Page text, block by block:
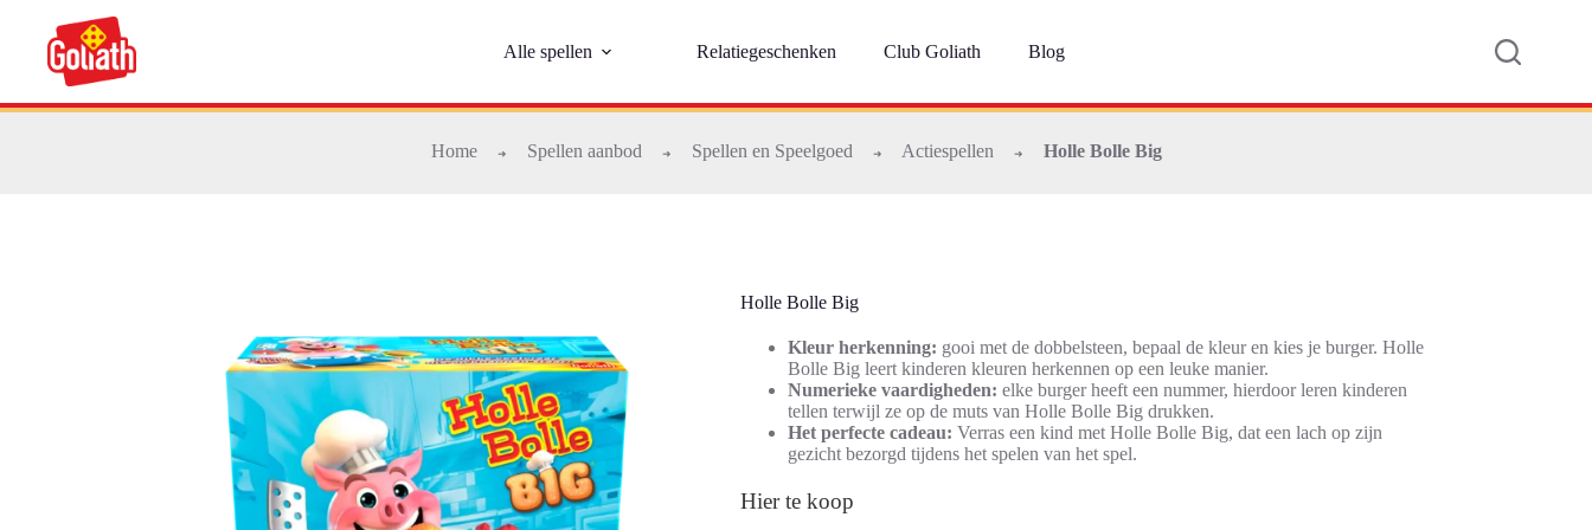
inhoud
Alle spellen Relatiegeschenken Club Goliath Blog
Home ➜ Spellen aanbod ➜ Spellen en Speelgoed ➜ Actiespellen ➜ Holle Bolle Big
Holle Bolle Big
Kleur herkenning: gooi met de dobbelsteen, bepaal de kleur en kies je burger. Holle
Bolle Big leert kinderen kleuren herkennen op een leuke manier.
Numerieke vaardigheden: elke burger heeft een nummer, hierdoor leren kinderen
tellen terwijl ze op de muts van Holle Bolle Big drukken.
Het perfecte cadeau: Verras een kind met Holle Bolle Big, dat een lach op zijn
gezicht bezorgd tijdens het spelen van het spel.
Hier te koop